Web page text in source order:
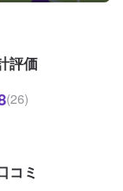
評価
(26)
コミ